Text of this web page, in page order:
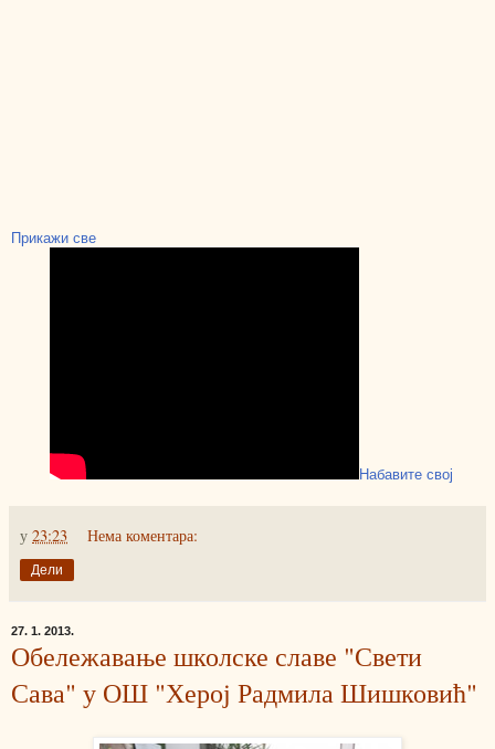
Прикажи све
Набавите свој
у 23:23 Нема коментара:
Дели
27. 1. 2013.
Обележавање школске славе "Свети
Сава" у ОШ "Херој Радмила Шишковић"